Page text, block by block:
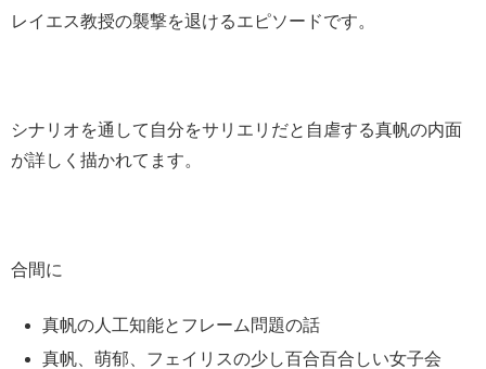
レイエス教授の襲撃を退けるエピソードです。
シナリオを通して自分をサリエリだと自虐する真帆の内面
が詳しく描かれてます。
合間に
真帆の人工知能とフレーム問題の話
真帆、萌郁、フェイリスの少し百合百合しい女子会